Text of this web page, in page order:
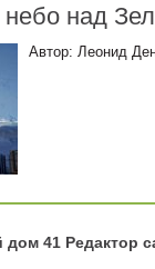
над
Автор: Леонид
дом 41 Редактор